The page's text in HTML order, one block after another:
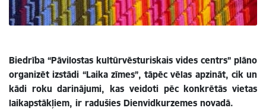
Biedrība “Pāvilostas kultūrvēsturiskais vides centrs” plāno
organizēt izstādi “Laika zīmes”, tāpēc vēlas apzināt, cik un
kādi roku darinājumi, kas veidoti pēc konkrētās vietas
laikapstākļiem, ir radušies Dienvidkurzemes novadā.